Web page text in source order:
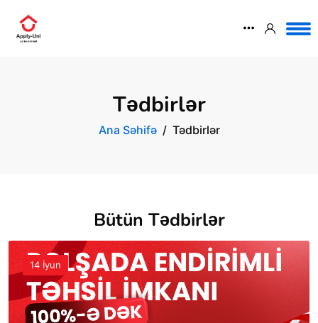
Tədbirlər
Ana Səhifə Tədbirlər
Bütün Tədbirlər
14 İyun